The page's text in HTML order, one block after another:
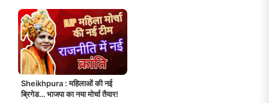
Sheikhpura : महिलाओं की नई
ब्रिगेड… भाजपा का नया मोर्चा तैयार!